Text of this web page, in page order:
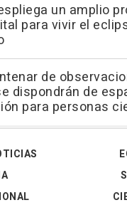
un amplio
para vivir el
de
dispondrán de
para personas